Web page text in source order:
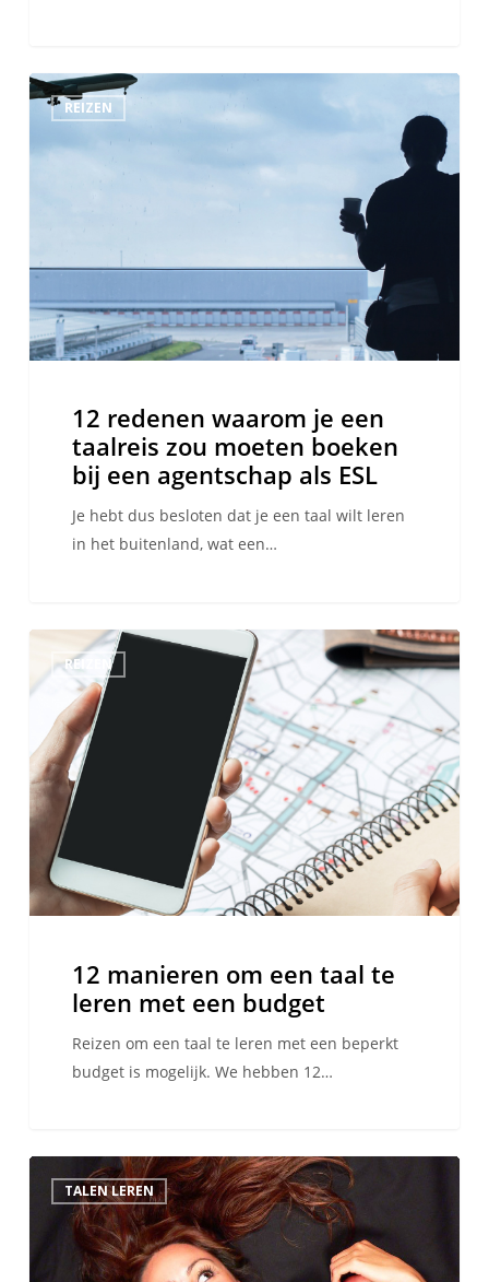
12
redenen
waarom
moeten
boeken
bij
REIZEN
12 redenen waarom je een
taalreis zou moeten boeken
bij een agentschap als ESL
Je hebt dus besloten dat je een taal wilt leren
in het buitenland, wat een…
manieren
om
een
taal
te
leren
met
een
budget
REIZEN
12 manieren om een taal te
leren met een budget
Reizen om een taal te leren met een beperkt
budget is mogelijk. We hebben 12…
papaTALEN LEREN